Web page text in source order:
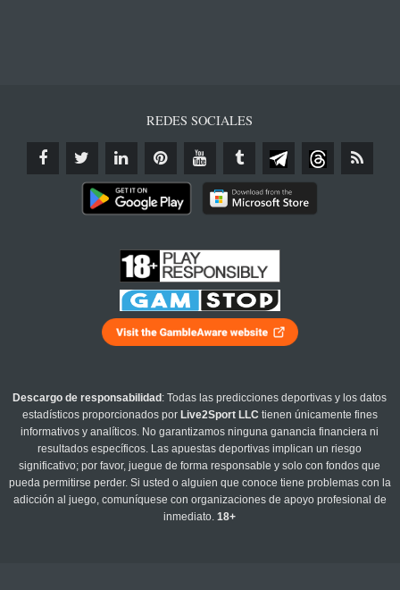
REDES SOCIALES
Descargo de responsabilidad : Todas las predicciones deportivas y los datos
estadísticos proporcionados por Live2Sport LLC tienen únicamente fines
informativos y analíticos. No garantizamos ninguna ganancia financiera ni
resultados específicos. Las apuestas deportivas implican un riesgo
significativo; por favor, juegue de forma responsable y solo con fondos que
pueda permitirse perder. Si usted o alguien que conoce tiene problemas con la
adicción al juego, comuníquese con organizaciones de apoyo profesional de
inmediato.18+